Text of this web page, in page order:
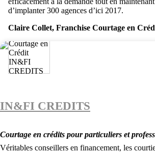
d’implanter 300 agences d’ici 2017.
Claire Collet, Franchise Courtage en
IN&FI CREDITS
Courtage en crédits pour particuliers et
Véritables conseillers en financement, les